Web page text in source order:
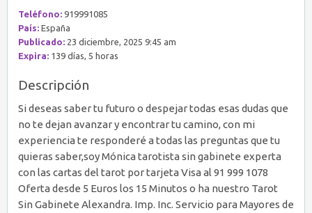
Teléfono: 919991085
País: España
Publicado: 23 diciembre, 2025 9:45 am
Expira: 139 días, 5 horas
Descripción
Si deseas saber tu futuro o despejar todas esas dudas que
no te dejan avanzar y encontrar tu camino, con mi
experiencia te responderé a todas las preguntas que tu
quieras saber,soy Mónica tarotista sin gabinete experta
con las cartas del tarot por tarjeta Visa al 91 999 1078
Oferta desde 5 Euros los 15 Minutos o ha nuestro Tarot
Sin Gabinete Alexandra. Imp. Inc. Servicio para Mayores de